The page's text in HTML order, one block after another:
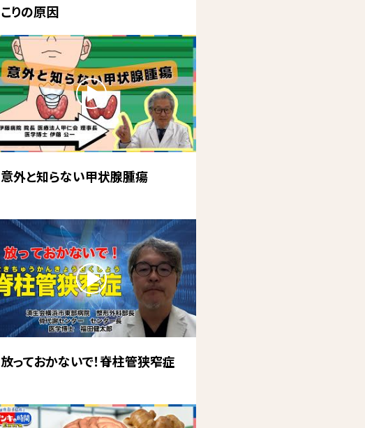
こりの原因
意外と知らない甲状腺腫瘍
放っておかないで！脊柱管狭窄症